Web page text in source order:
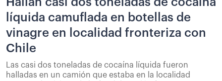
líquida camuflada en botellas de
vinagre en localidad fronteriza con
Chile
Las casi dos toneladas de cocaína líquida fueron
halladas en un camión que estaba en la localidad